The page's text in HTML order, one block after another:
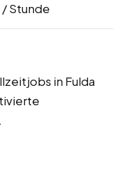
/ Stunde
in Fulda